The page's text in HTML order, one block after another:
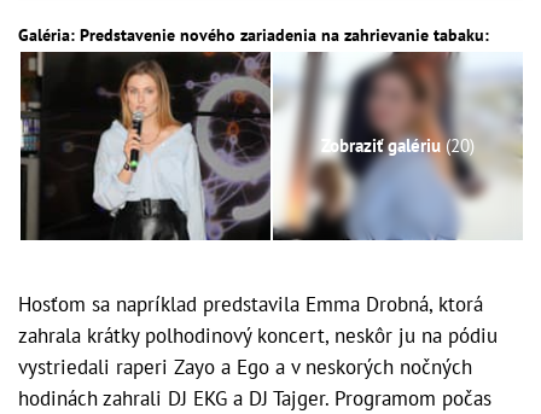
Galéria: Predstavenie nového zariadenia na zahrievanie tabaku:
Zobraziť galériu(20)
Hosťom sa napríklad predstavila Emma Drobná, ktorá
zahrala krátky polhodinový koncert, neskôr ju na pódiu
vystriedali raperi Zayo a Ego a v neskorých nočných
hodinách zahrali DJ EKG a DJ Tajger. Programom počas